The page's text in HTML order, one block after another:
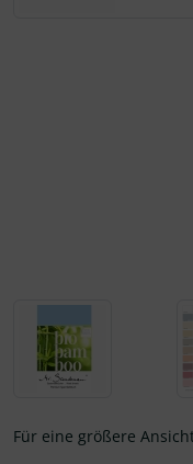
Für eine größere